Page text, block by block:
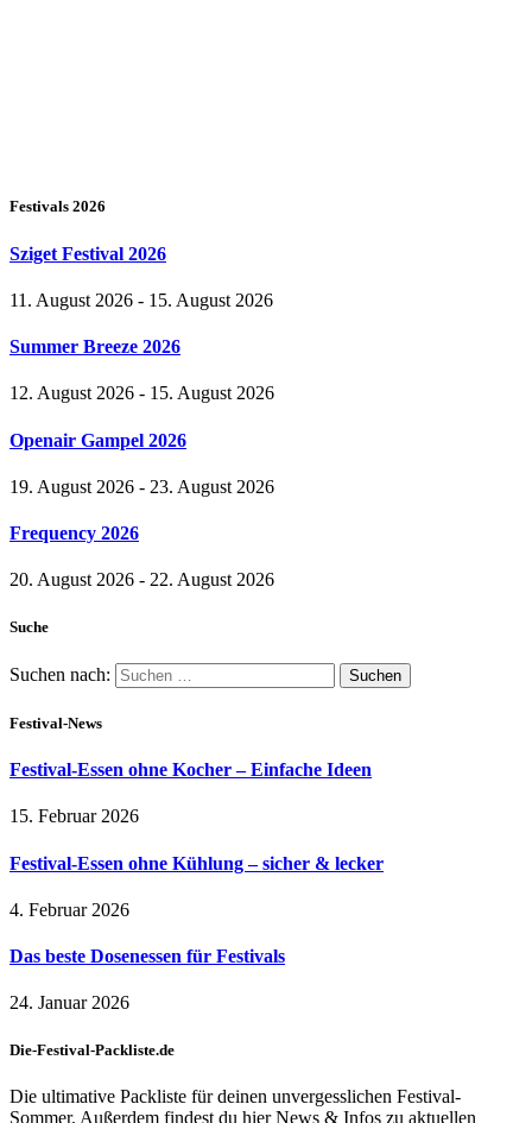
Festivals 2026
Sziget Festival 2026
11. August 2026 - 15. August 2026
Summer Breeze 2026
12. August 2026 - 15. August 2026
Openair Gampel 2026
19. August 2026 - 23. August 2026
Frequency 2026
20. August 2026 - 22. August 2026
Suche
Suchen nach:
Festival-News
Festival-Essen ohne Kocher – Einfache Ideen
15. Februar 2026
Festival-Essen ohne Kühlung – sicher & lecker
4. Februar 2026
Das beste Dosenessen für Festivals
24. Januar 2026
Die-Festival-Packliste.de
Die ultimative Packliste für deinen unvergesslichen Festival-
Sommer. Außerdem findest du hier News & Infos zu aktuellen